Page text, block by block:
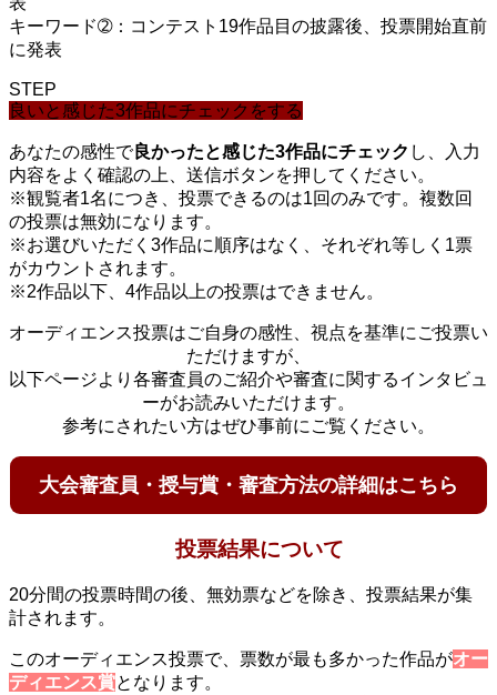
キーワード➁：コンテスト19作品目の披露後、投票開始直前
に発表
STEP
良いと感じた3作品にチェックをする
あなたの感性で良かったと感じた3作品にチェック し、入力
内容をよく確認の上、送信ボタンを押してください。
※観覧者1名につき、投票できるのは1回のみです。複数回
の投票は無効になります。
※お選びいただく3作品に順序はなく、それぞれ等しく1票
がカウントされます。
※2作品以下、4作品以上の投票はできません。
オーディエンス投票はご自身の感性、視点を基準にご投票い
ただけますが、
以下ページより各審査員のご紹介や審査に関するインタビュ
ーがお読みいただけます。
参考にされたい方はぜひ事前にご覧ください。
大会審査員・授与賞・審査方法の詳細はこちら
投票結果について
20分間の投票時間の後、無効票などを除き、投票結果が集
計されます。
このオーディエンス投票で、票数が最も多かった作品がオー
ディエンス賞となります。